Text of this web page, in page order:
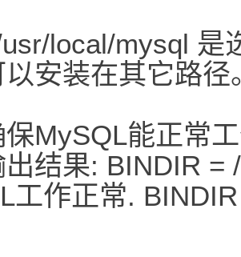
local/mysql 是
安装在其它路径
保MySQL能正常
结果: BINDIR =
工作正常.